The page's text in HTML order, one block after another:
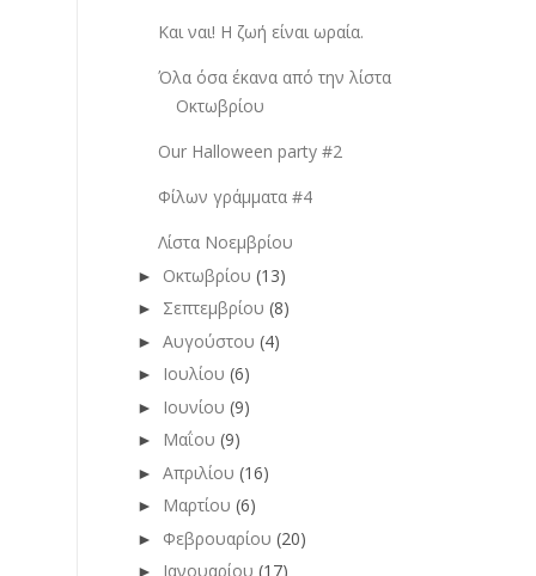
Και ναι! Η ζωή είναι ωραία.
Όλα όσα έκανα από την λίστα
Οκτωβρίου
Our Halloween party #2
Φίλων γράμματα #4
Λίστα Νοεμβρίου
► Οκτωβρίου (13)
► Σεπτεμβρίου (8)
► Αυγούστου (4)
► Ιουλίου (6)
► Ιουνίου (9)
► Μαΐου (9)
► Απριλίου (16)
► Μαρτίου (6)
► Φεβρουαρίου (20)
► Ιανουαρίου (17)